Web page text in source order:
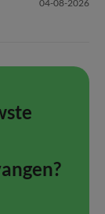
04-08-2026